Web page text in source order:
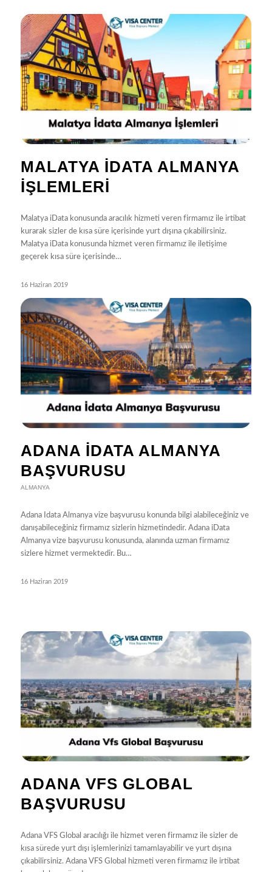
MALATYA İDATA ALMANYA
İŞLEMLERI
Malatya iData konusunda aracılık hizmeti veren firmamız ile irtibat
kurarak sizler de kısa süre içerisinde yurt dışına çıkabilirsiniz.
Malatya iData konusunda hizmet veren firmamız ile iletişime
geçerek kısa süre içerisinde…
16 Haziran 2019
ADANA İDATA ALMANYA
BAŞVURUSU
ALMANYA
Adana Idata Almanya vize başvurusu konunda bilgi alabileceğiniz ve
danışabileceğiniz firmamız sizlerin hizmetindedir. Adana iData
Almanya vize başvurusu konusunda, alanında uzman firmamız
sizlere hizmet vermektedir. Bu…
16 Haziran 2019
ADANA VFS GLOBAL
BAŞVURUSU
Adana VFS Global aracılığı ile hizmet veren firmamız ile sizler de
kısa sürede yurt dışı işlemlerinizi tamamlayabilir ve yurt dışına
çıkabilirsiniz. Adana VFS Global hizmeti veren firmamız ile irtibat